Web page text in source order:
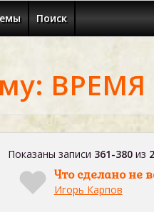
Поиск
ВРЕМЯ
Показаны записи 361-380из
Что сделано не
Игорь Карпов